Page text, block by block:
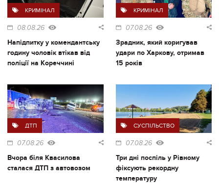
КРИМІНАЛ
08.08.26
Напідпитку у комендантську
годину чоловік втікав від
поліції на Кореччині
КРИМІНАЛ
07.08.26
Зрадник, який коригував
удари по Харкову, отримав
15 років
ДТП
07.08.26
Вчора біля Квасилова
сталася ДТП з автовозом
СУСПІЛЬСТВО
07.08.26
Три дні поспіль у Рівному
фіксують рекордну
температуру